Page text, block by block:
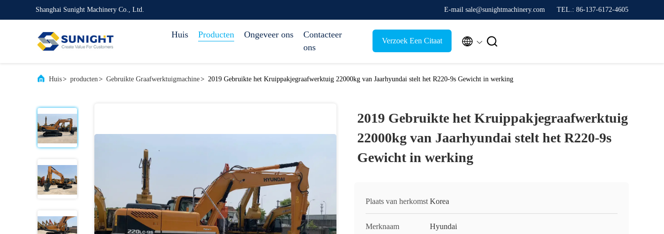
Shanghai Sunight Machinery Co., Ltd. E-mail sale@sunightmachinery.com TEL.: 86-137-6172-4605
Huis Producten Ongeveer ons
Contacteer
ons
Verzoek Een Citaat  
Huis> producten> Gebruikte Graafwerktuigmachine> 2019 Gebruikte het Kruippakjegraafwerktuig 22000kg van Jaarhyundai stelt het R220-9s Gewicht in werking
2019 Gebruikte het Kruippakjegraafwerktuig
22000kg van Jaarhyundai stelt het R220-9s
Gewicht in werking
Plaats van herkomst Korea
Merknaam Hyundai